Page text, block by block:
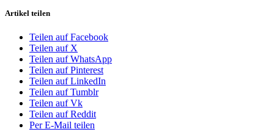
Artikel teilen
Teilen auf Facebook
Teilen auf X
Teilen auf WhatsApp
Teilen auf Pinterest
Teilen auf LinkedIn
Teilen auf Tumblr
Teilen auf Vk
Teilen auf Reddit
Per E-Mail teilen